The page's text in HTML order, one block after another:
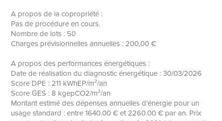
A propos de la copropriété :
Pas de procédure en cours.
Nombre de lots : 50
Charges prévisionnelles annuelles : 200,00 €
A propos des performances énergétiques :
Date de réalisation du diagnostic énergétique : 30/03/2026
Score DPE : 211 kWhEP/m²/an
Score GES : 8 kgepCO2/m²/an
Montant estimé des dépenses annuelles d'énergie pour un
usage standard : entre 1640.00 € et 2260.00 € par an. Prix